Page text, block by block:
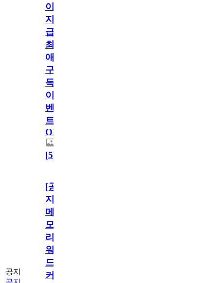
이
지
급!
최
애
구
독
이
벤
트
OPEN!
[5]
공지
[공
지]
메
모
리
워
드
커